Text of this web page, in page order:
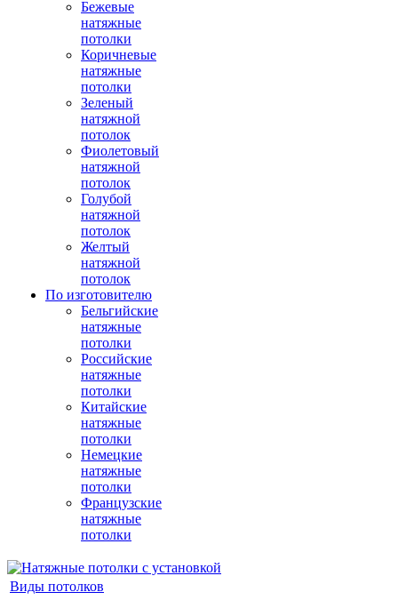
Бежевые
натяжные
потолки
Коричневые
натяжные
потолки
Зеленый
натяжной
потолок
Фиолетовый
натяжной
потолок
Голубой
натяжной
потолок
Желтый
натяжной
потолок
По изготовителю
Бельгийские
натяжные
потолки
Российские
натяжные
потолки
Китайские
натяжные
потолки
Немецкие
натяжные
потолки
Французские
натяжные
потолки
Виды потолков